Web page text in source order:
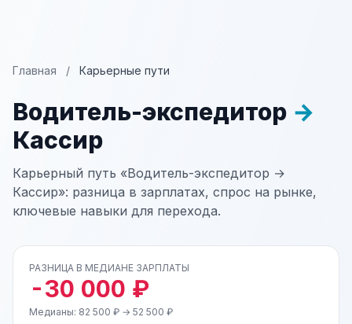
Главная / Карьерные пути
Водитель-экспедитор →
Кассир
Карьерный путь «Водитель-экспедитор →
Кассир»: разница в зарплатах, спрос на рынке,
ключевые навыки для перехода.
РАЗНИЦА В МЕДИАНЕ ЗАРПЛАТЫ
-30 000 ₽
Медианы: 82 500 ₽ → 52 500 ₽